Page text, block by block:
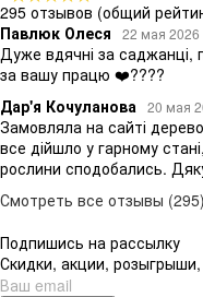
295 отзывов (общий
Павлюк Олеся
22 мая 2026
Дуже вдячні за саджанці,
за вашу працю ❤️????
Дар'я Кочуланова 20 мая
Замовляла на сайті
все дійшло у гарному
рослини сподобались.
Смотреть все отзывы (295)
Подпишись на рассылку
Скидки, акции,